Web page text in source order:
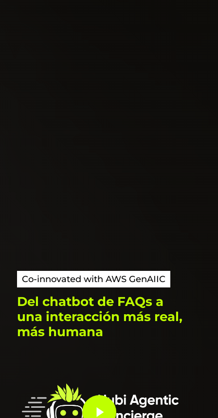
Co-innovated with AWS GenAIIC
Del chatbot de FAQs a
una interacción más real,
más humana
Play Video